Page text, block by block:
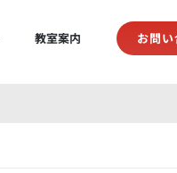
教室案内 お問